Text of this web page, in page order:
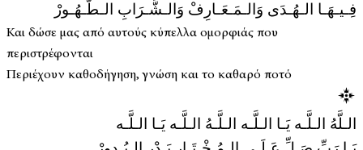
فِـيـهَـا الـهُـدَى وَالـمَـعَـارِفْ وَالـشَّـرَابِ الـطَّـهُـورْ
Και δώσε μας από αυτούς κύπελλα ομορφιάς που
περιστρέφονται
Περιέχουν καθοδήγηση, γνώση και το καθαρό ποτό
الـلَّهُ الـلَّـه يَـا الـلَّـه الـلَّـهُ الـلَّـه يَـا الـلَّـه